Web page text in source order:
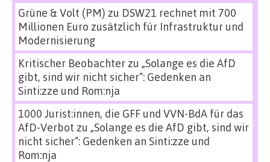
Grüne & Volt (PM) zu DSW21 rechnet mit 700
Millionen Euro zusätzlich für Infrastruktur und
Modernisierung
Kritischer Beobachterzu „Solange es die AfD
gibt, sind wir nicht sicher“: Gedenken an
Sinti:zze und Rom:nja
1000 Jurist:innen, die GFF und VVN-BdA für das
AfD-Verbot zu „Solange es die AfD gibt, sind wir
nicht sicher“: Gedenken an Sinti:zze und
Rom:nja